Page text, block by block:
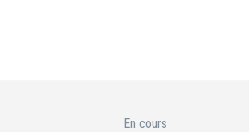
En cours